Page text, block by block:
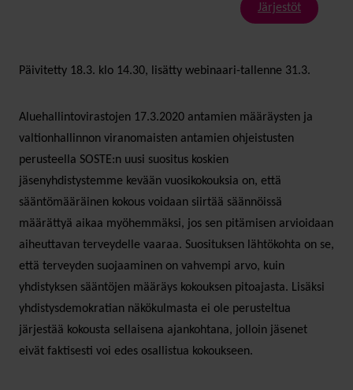
Järjestöt
Päivitetty 18.3. klo 14.30, lisätty webinaari-tallenne 31.3.
Aluehallintovirastojen 17.3.2020 antamien määräysten ja
valtionhallinnon viranomaisten antamien ohjeistusten
perusteella SOSTE:n uusi suositus koskien
jäsenyhdistystemme kevään vuosikokouksia on, että
sääntömääräinen kokous voidaan siirtää säännöissä
määrättyä aikaa myöhemmäksi, jos sen pitämisen arvioidaan
aiheuttavan terveydelle vaaraa. Suosituksen lähtökohta on se,
että terveyden suojaaminen on vahvempi arvo, kuin
yhdistyksen sääntöjen määräys kokouksen pitoajasta. Lisäksi
yhdistysdemokratian näkökulmasta ei ole perusteltua
järjestää kokousta sellaisena ajankohtana, jolloin jäsenet
eivät faktisesti voi edes osallistua kokoukseen.